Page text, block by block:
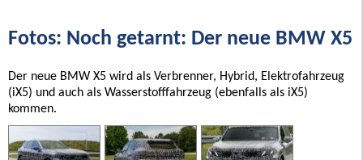
Fotos: Noch getarnt: Der neue BMW X5
Der neue BMW X5 wird als Verbrenner, Hybrid, Elektrofahrzeug
(iX5) und auch als Wasserstofffahrzeug (ebenfalls als iX5)
kommen.